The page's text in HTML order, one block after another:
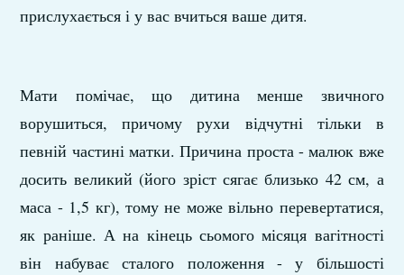
прислухається і у вас вчиться ваше дитя.
Мати помічає, що дитина менше звичного
ворушиться, причому рухи відчутні тільки в
певній частині матки. Причина проста - малюк вже
досить великий (його зріст сягає близько 42 см, а
маса - 1,5 кг), тому не може вільно перевертатися,
як раніше. А на кінець сьомого місяця вагітності
він набуває сталого положення - у більшості